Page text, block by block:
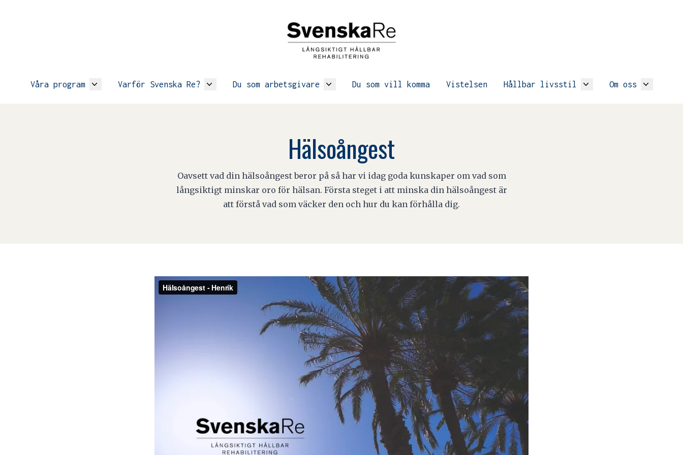
Våra program Varför Svenska Re? Du som arbetsgivare Du som vill komma Vistelsen Hållbar livsstil Om oss
Hälsoångest
Oavsett vad din hälsoångest beror på så har vi idag goda kunskaper om vad som
långsiktigt minskar oro för hälsan. Första steget i att minska din hälsoångest är
att förstå vad som väcker den och hur du kan förhålla dig.